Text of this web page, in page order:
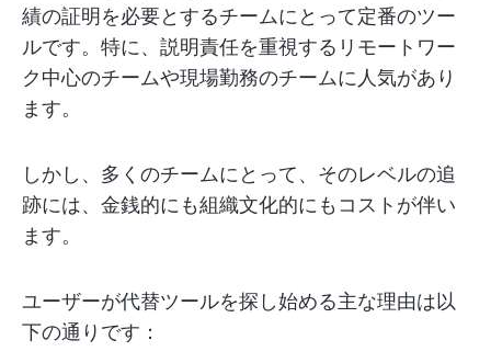
績の証明を必要とするチームにとって定番のツー
ルです。特に、説明責任を重視するリモートワー
ク中心のチームや現場勤務のチームに人気があり
ます。
しかし、多くのチームにとって、そのレベルの追
跡には、金銭的にも組織文化的にもコストが伴い
ます。
ユーザーが代替ツールを探し始める主な理由は以
下の通りです：